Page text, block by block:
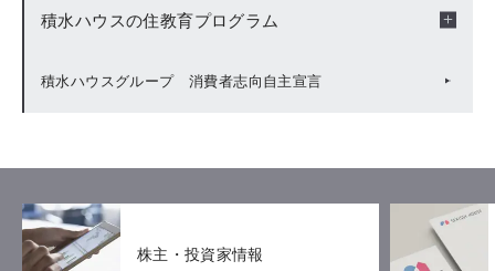
お客様への取り組み
ESG Fact Book / Data Book
報告書ダウンロード（アーカイブ）
積水ハウスの住教育プログラム
幸せ住まい学習
積水ハウスグループ 消費者志向自主宣言
株主・投資家情報